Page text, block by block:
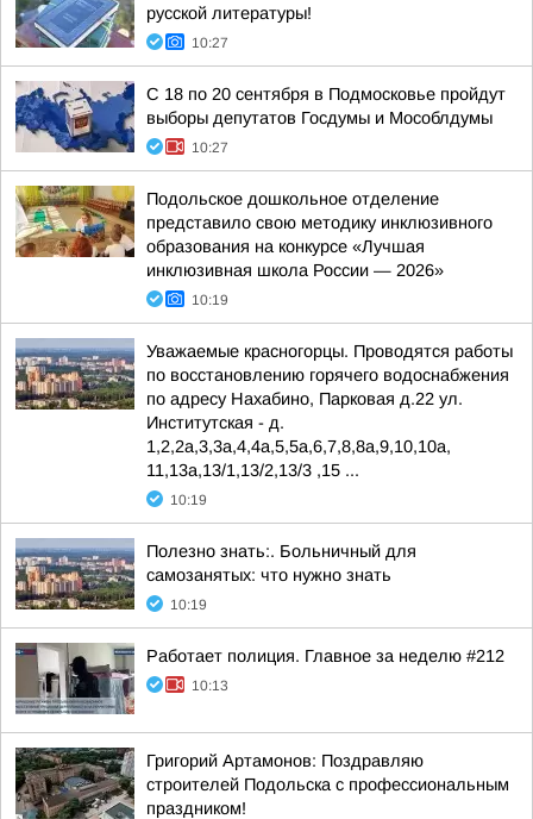
русской литературы!
10:27
С 18 по 20 сентября в Подмосковье пройдут
выборы депутатов Госдумы и Мособлдумы
10:27
Подольское дошкольное отделение
представило свою методику инклюзивного
образования на конкурсе «Лучшая
инклюзивная школа России — 2026»
10:19
Уважаемые красногорцы. Проводятся работы
по восстановлению горячего водоснабжения
по адресу Нахабино, Парковая д.22 ул.
Институтская - д.
1,2,2а,3,3а,4,4а,5,5а,6,7,8,8а,9,10,10а,
11,13а,13/1,13/2,13/3 ,15 ...
10:19
Полезно знать:. Больничный для
самозанятых: что нужно знать
10:19
Работает полиция. Главное за неделю #212
10:13
Григорий Артамонов: Поздравляю
строителей Подольска с профессиональным
праздником!